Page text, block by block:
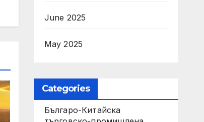
June 2025
May 2025
Categories
Българо-Китайска